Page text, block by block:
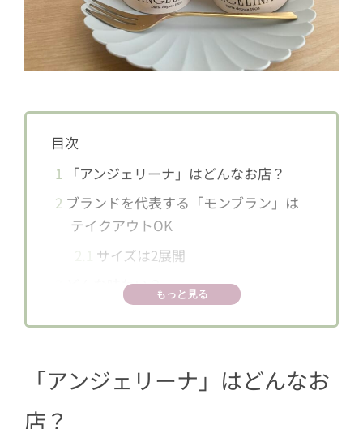
目次
1
「アンジェリーナ」はどんなお店？
2 ブランドを代表する「モンブラン」は
テイクアウトOK
サイズは2展開
どんな味わい？
一度は食べるべき！ 歴史あるモンブラ
ン
もっと見る
「アンジェリーナ」はどんなお
店？